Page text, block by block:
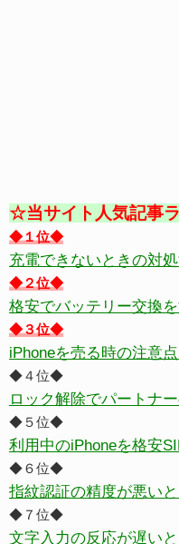
☆当サイト人気記事
◆１位◆
充電できないときの対
◆２位◆
格安でバッテリー交換
◆３位◆
iPhoneを売る時の注意点
◆４位◆
ロック解除でパートナ
◆５位◆
利用中のiPhoneを格安
◆６位◆
指紋認証の精度が悪い
◆７位◆
文字入力の反応が遅い